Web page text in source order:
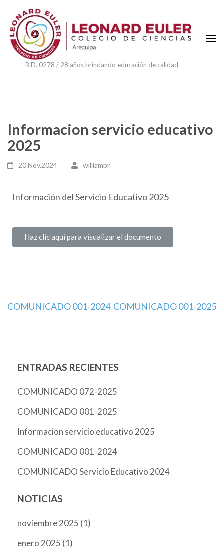
R.D. 0278 / 28 años brindando educación de calidad
Informacion servicio educativo
2025
20 Nov,2024 williambr
Información del Servicio Educativo 2025
Haz clic aqui para visualizar el documento
COMUNICADO 001-2024 COMUNICADO 001-2025
ENTRADAS RECIENTES
COMUNICADO 072-2025
COMUNICADO 001-2025
Informacion servicio educativo 2025
COMUNICADO 001-2024
COMUNICADO Servicio Educativo 2024
NOTICIAS
noviembre 2025 (1)
enero 2025 (1)